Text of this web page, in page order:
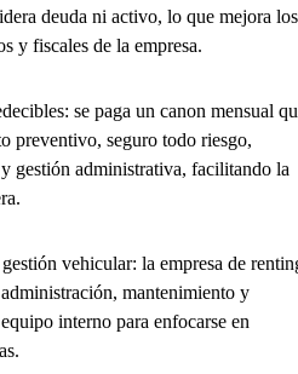
deuda ni activo, lo que mejora los
y fiscales de la empresa.
se paga un canon mensual
preventivo, seguro todo riesgo,
gestión administrativa, facilitando la
vehicular: la empresa de
mantenimiento y
interno para enfocarse en